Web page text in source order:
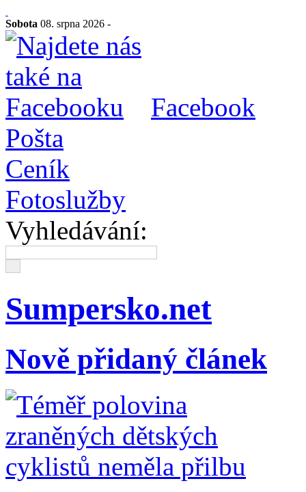
Sobota 08. srpna 2026 -
Facebook
Pošta
Ceník
Fotoslužby
Vyhledávání:
Sumpersko.net
Nově přidaný článek